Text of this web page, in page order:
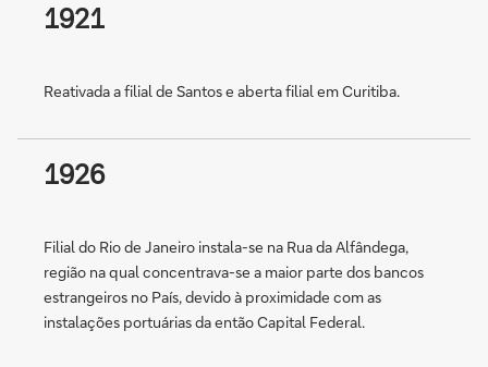
1921
Reativada a filial de Santos e aberta filial em Curitiba.
1926
Filial do Rio de Janeiro instala-se na Rua da Alfândega,
região na qual concentrava-se a maior parte dos bancos
estrangeiros no País, devido à proximidade com as
instalações portuárias da então Capital Federal.